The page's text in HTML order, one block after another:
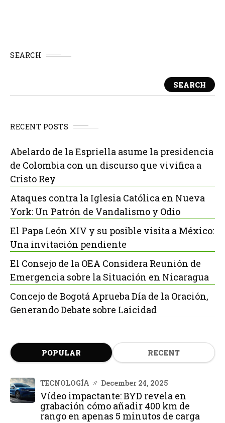
SEARCH
SEARCH
RECENT POSTS
Abelardo de la Espriella asume la presidencia
de Colombia con un discurso que vivifica a
Cristo Rey
Ataques contra la Iglesia Católica en Nueva
York: Un Patrón de Vandalismo y Odio
El Papa León XIV y su posible visita a México:
Una invitación pendiente
El Consejo de la OEA Considera Reunión de
Emergencia sobre la Situación en Nicaragua
Concejo de Bogotá Aprueba Día de la Oración,
Generando Debate sobre Laicidad
POPULAR RECENT
TECNOLOGÍA December 24, 2025
Vídeo impactante: BYD revela en
grabación cómo añadir 400 km de
rango en apenas 5 minutos de carga